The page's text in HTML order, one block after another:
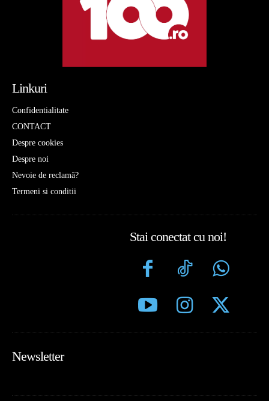
Linkuri
Confidentialitate
CONTACT
Despre cookies
Despre noi
Nevoie de reclamă?
Termeni si conditii
Stai conectat cu noi!
Newsletter